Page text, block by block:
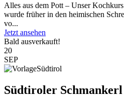
Alles aus dem Pott – Unser
wurde früher in den heimischen
vo...
Jetzt ansehen
Bald ausverkauft!
20
SEP
Südtiroler